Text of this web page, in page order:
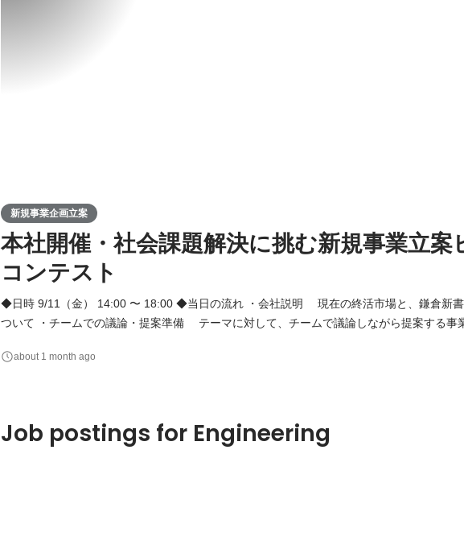
新規事業企画立案
本社開催・社会課題解決に挑む新規事業立案
コンテスト
◆日時 9/11（金） 14:00 〜 18:00 ◆当日の流れ ・会社説明 現在の終活市場と、鎌倉新書の「第三創業期」に
ついて ・チームでの議論・提案準備 テーマに対して、チームで議論しながら提案する事
全チームに対して、役員陣から直接フィードバックがあります。 他では得られない経営
about 1 month ago
Job postings for Engineering